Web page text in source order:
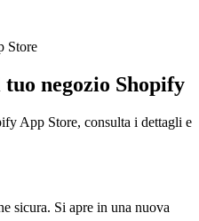
Store
negozio Shopify
App Store, consulta i dettagli e
sicura. Si apre in una nuova